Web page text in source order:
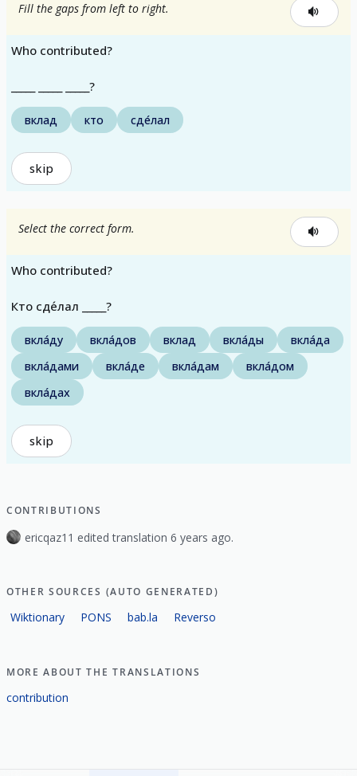
Fill the gaps from left to right.
Who contributed?
_____ _____ _____?
вклад кто сде́лал
skip
Select the correct form.
Who contributed?
Кто сде́лал _____?
вкла́ду вкла́дов вклад вкла́ды
вкла́да
вкла́дами
вкла́де вкла́дам
вкла́дом
вкла́дах
skip
CONTRIBUTIONS
ericqaz11 edited translation 6 years ago.
OTHER SOURCES (AUTO GENERATED)
Wiktionary PONS bab.la Reverso
MORE ABOUT THE TRANSLATIONS
contribution